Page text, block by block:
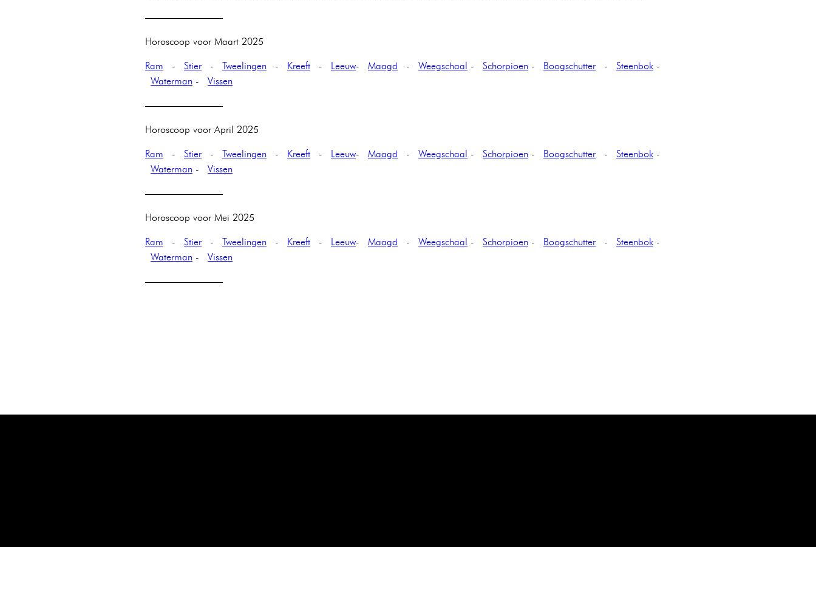
————————
Horoscoop voor Maart 2025
Ram - Stier- Tweelingen - Kreeft - Leeuw- Maagd - Weegschaal - Schorpioen - Boogschutter- Steenbok -
Waterman - Vissen
————————
Horoscoop voor April 2025
Ram - Stier- Tweelingen - Kreeft - Leeuw- Maagd - Weegschaal - Schorpioen - Boogschutter- Steenbok -
Waterman - Vissen
————————
Horoscoop voor Mei 2025
Ram - Stier- Tweelingen - Kreeft - Leeuw- Maagd - Weegschaal - Schorpioen - Boogschutter- Steenbok -
Waterman - Vissen
————————